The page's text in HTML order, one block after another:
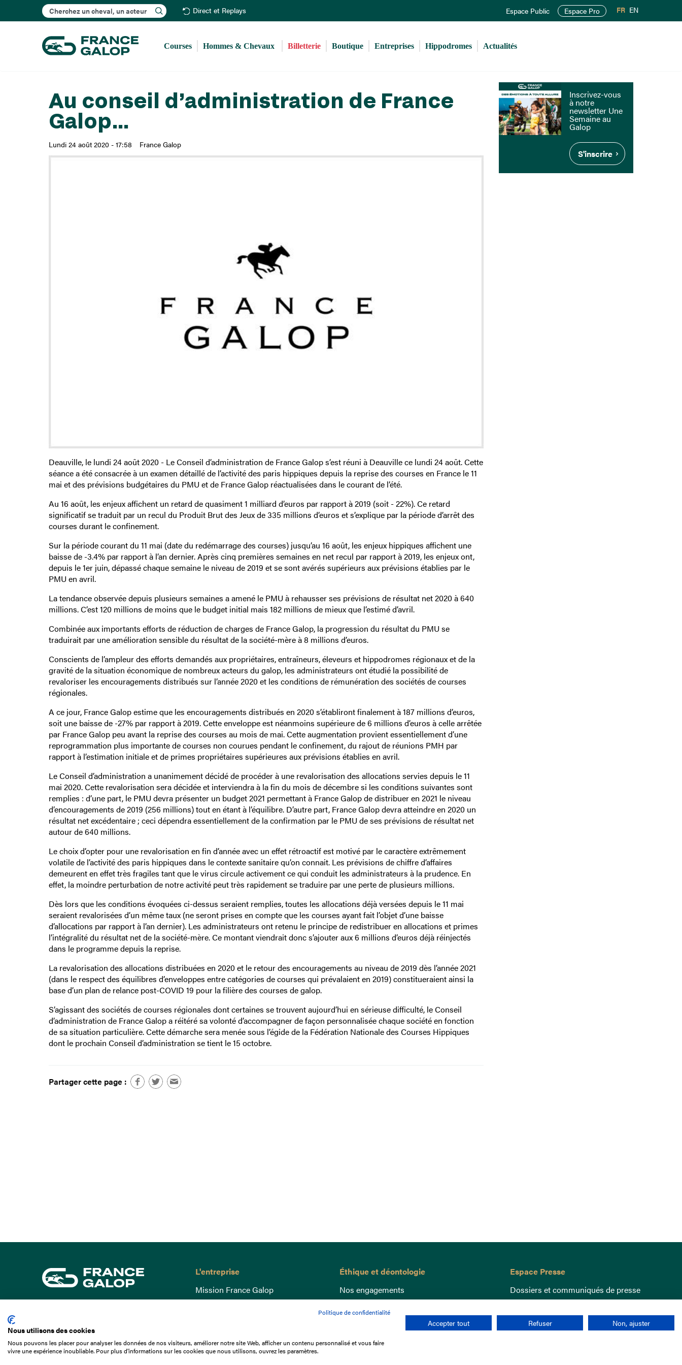
au
principal
Rechercher Direct et Replays Espace Public Espace Pro FR EN
Courses Hommes & Chevaux Billetterie Boutique Entreprises Hippodromes Actualités
Au conseil d’administration de France
Galop...
Lundi 24 août 2020 - 17:58 France Galop
Deauville, le lundi 24 août 2020 - Le Conseil d’administration de France Galop s’est réuni à Deauville ce lundi 24 août. Cette
séance a été consacrée à un examen détaillé de l’activité des paris hippiques depuis la reprise des courses en France le 11
mai et des prévisions budgétaires du PMU et de France Galop réactualisées dans le courant de l’été.
Au 16 août, les enjeux affichent un retard de quasiment 1 milliard d’euros par rapport à 2019 (soit - 22%). Ce retard
significatif se traduit par un recul du Produit Brut des Jeux de 335 millions d’euros et s’explique par la période d’arrêt des
courses durant le confinement.
Sur la période courant du 11 mai (date du redémarrage des courses) jusqu’au 16 août, les enjeux hippiques affichent une
baisse de -3.4% par rapport à l’an dernier. Après cinq premières semaines en net recul par rapport à 2019, les enjeux ont,
depuis le 1er juin, dépassé chaque semaine le niveau de 2019 et se sont avérés supérieurs aux prévisions établies par le
PMU en avril.
La tendance observée depuis plusieurs semaines a amené le PMU à rehausser ses prévisions de résultat net 2020 à 640
millions. C’est 120 millions de moins que le budget initial mais 182 millions de mieux que l’estimé d’avril.
Combinée aux importants efforts de réduction de charges de France Galop, la progression du résultat du PMU se
traduirait par une amélioration sensible du résultat de la société-mère à 8 millions d’euros.
Conscients de l’ampleur des efforts demandés aux propriétaires, entraîneurs, éleveurs et hippodromes régionaux et de la
gravité de la situation économique de nombreux acteurs du galop, les administrateurs ont étudié la possibilité de
revaloriser les encouragements distribués sur l’année 2020 et les conditions de rémunération des sociétés de courses
régionales.
A ce jour, France Galop estime que les encouragements distribués en 2020 s’établiront finalement à 187 millions d’euros,
soit une baisse de -27% par rapport à 2019. Cette enveloppe est néanmoins supérieure de 6 millions d’euros à celle arrêtée
par France Galop peu avant la reprise des courses au mois de mai. Cette augmentation provient essentiellement d’une
reprogrammation plus importante de courses non courues pendant le confinement, du rajout de réunions PMH par
rapport à l’estimation initiale et de primes propriétaires supérieures aux prévisions établies en avril.
Le Conseil d’administration a unanimement décidé de procéder à une revalorisation des allocations servies depuis le 11
mai 2020. Cette revalorisation sera décidée et interviendra à la fin du mois de décembre si les conditions suivantes sont
remplies : d’une part, le PMU devra présenter un budget 2021 permettant à France Galop de distribuer en 2021 le niveau
d’encouragements de 2019 (256 millions) tout en étant à l’équilibre. D’autre part, France Galop devra atteindre en 2020 un
résultat net excédentaire ; ceci dépendra essentiellement de la confirmation par le PMU de ses prévisions de résultat net
autour de 640 millions.
Le choix d’opter pour une revalorisation en fin d’année avec un effet rétroactif est motivé par le caractère extrêmement
volatile de l’activité des paris hippiques dans le contexte sanitaire qu’on connait. Les prévisions de chiffre d’affaires
demeurent en effet très fragiles tant que le virus circule activement ce qui conduit les administrateurs à la prudence. En
effet, la moindre perturbation de notre activité peut très rapidement se traduire par une perte de plusieurs millions.
Dès lors que les conditions évoquées ci-dessus seraient remplies, toutes les allocations déjà versées depuis le 11 mai
seraient revalorisées d’un même taux (ne seront prises en compte que les courses ayant fait l’objet d’une baisse
d’allocations par rapport à l’an dernier). Les administrateurs ont retenu le principe de redistribuer en allocations et primes
l’intégralité du résultat net de la société-mère. Ce montant viendrait donc s’ajouter aux 6 millions d’euros déjà réinjectés
dans le programme depuis la reprise.
La revalorisation des allocations distribuées en 2020 et le retour des encouragements au niveau de 2019 dès l’année 2021
(dans le respect des équilibres d’enveloppes entre catégories de courses qui prévalaient en 2019) constitueraient ainsi la
base d’un plan de relance post-COVID 19 pour la filière des courses de galop.
S’agissant des sociétés de courses régionales dont certaines se trouvent aujourd’hui en sérieuse difficulté, le Conseil
d’administration de France Galop a réitéré sa volonté d’accompagner de façon personnalisée chaque société en fonction
de sa situation particulière. Cette démarche sera menée sous l’égide de la Fédération Nationale des Courses Hippiques
dont le prochain Conseil d’administration se tient le 15 octobre.
Partager cette page :
Inscrivez-vous
à notre
newsletter Une
Semaine au
Galop
S'inscrire
01 49 10 20 29
L'entreprise
Mission France Galop
Gouvernance
Comprendre les courses
Docuthèque
Éthique et déontologie
Nos engagements
Lutte anti-dopage
Bien être equin
Index Egalité Femmes-Hommes
Jeu responsable
Espace Presse
Dossiers et communiqués de presse
Politique de confidentialité
Nous utilisons des cookies
Nous pouvons les placer pour analyser les données de nos visiteurs, améliorer notre site Web, afficher un contenu personnalisé et vous faire
vivre une expérience inoubliable. Pour plus d'informations sur les cookies que nous utilisons, ouvrez les paramètres.
Accepter tout Refuser Non, ajuster